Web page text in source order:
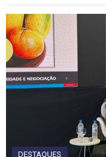
DESTAQUES